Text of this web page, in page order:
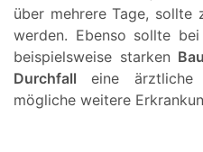
über mehrere Tage, sollte
werden. Ebenso sollte
beispielsweise starken
Durchfall eine
mögliche weitere